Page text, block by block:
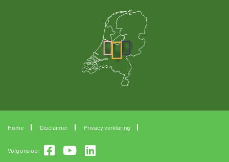
Home Disclaimer Privacy verklaring
Volg ons op: